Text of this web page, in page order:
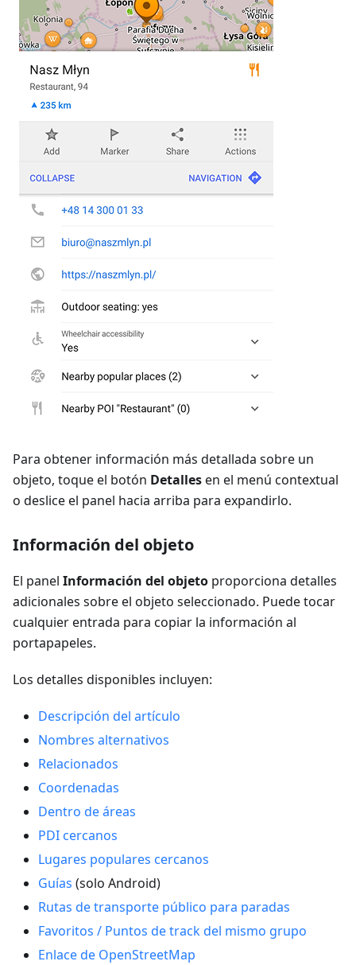
Para obtener información más detallada sobre un
objeto, toque el botón Detallesen el menú contextual
o deslice el panel hacia arriba para expandirlo.
Información del objeto
El panel Información del objeto proporciona detalles
adicionales sobre el objeto seleccionado. Puede tocar
cualquier entrada para copiar la información al
portapapeles.
Los detalles disponibles incluyen:
Descripción del artículo
Nombres alternativos
Relacionados
Coordenadas
Dentro de áreas
PDI cercanos
Lugares populares cercanos
Guías (solo Android)
Rutas de transporte público para paradas
Favoritos / Puntos de track del mismo grupo
Enlace de OpenStreetMap